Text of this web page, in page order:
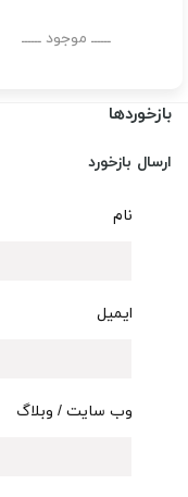
ــــــ موجود ــــــ
بازخوردها
ارسال بازخورد
نام
ایمیل
وب سایت / وبلاگ